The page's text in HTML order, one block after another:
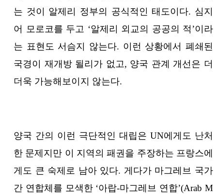
는 것이 알제리 정부의 공식적인 태도이다. 심지
어 모로코를 두고 ‘알제리 외교의 공공의 적’이라
는 표현도 서슴지 않는다. 이런 상황에서 폐쇄된
국경이 재개방 될리가 없고, 양국 관계 개선은 더
더욱 가능해보이지 않는다.
양국 간의 이런 극단적인 대립은 UN에게도 난처
한 문제지만 이 지역의 패권을 주장하는 프랑스에
게도 큰 숙제로 남아 있다. 게다가 마그레브 국가
간 연합체를 모색한 ‘아랍-마그레브 연합’(Arab M